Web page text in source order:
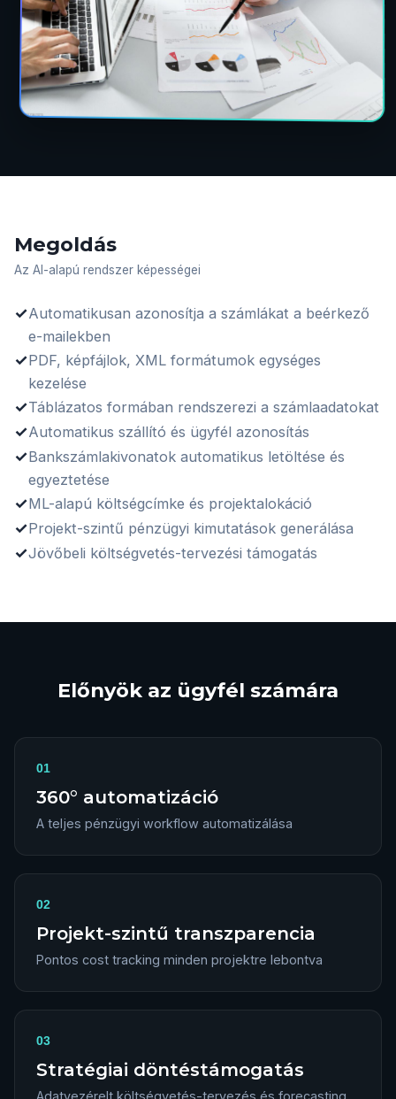
Megoldás
Az AI-alapú rendszer képességei
✓Automatikusan azonosítja a számlákat a beérkező
e-mailekben
✓PDF, képfájlok, XML formátumok egységes
kezelése
✓Táblázatos formában rendszerezi a számlaadatokat
✓Automatikus szállító és ügyfél azonosítás
✓Bankszámlakivonatok automatikus letöltése és
egyeztetése
✓ML-alapú költségcímke és projektalokáció
✓Projekt-szintű pénzügyi kimutatások generálása
✓Jövőbeli költségvetés-tervezési támogatás
Előnyök az ügyfél számára
01
360° automatizáció
A teljes pénzügyi workflow automatizálása
02
Projekt-szintű transzparencia
Pontos cost tracking minden projektre lebontva
03
Stratégiai döntéstámogatás
Adatvezérelt költségvetés-tervezés és forecasting